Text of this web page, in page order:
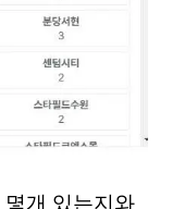
개 있는지와